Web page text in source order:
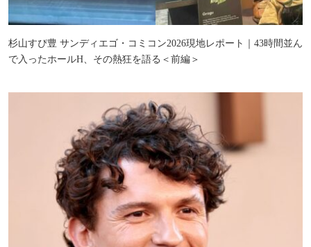
杉山すぴ豊 サンディエゴ・コミコン2026現地レポート｜43時間並ん
で入ったホールH、その熱狂を語る＜前編＞